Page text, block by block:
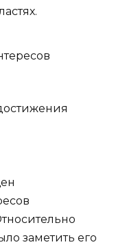
заметить его